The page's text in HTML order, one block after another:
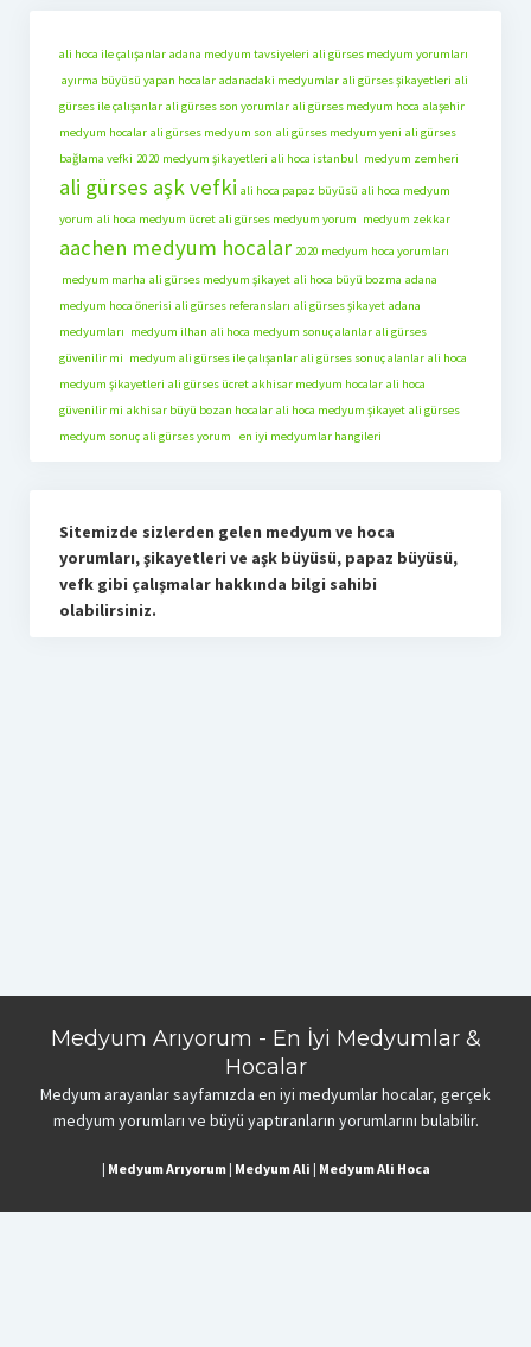
ali hoca ile çalışanlar adana medyum tavsiyeleri ali gürses medyum yorumları
ayırma büyüsü yapan hocalar adanadaki medyumlar ali gürses şikayetleri ali
gürses ile çalışanlar ali gürses son yorumlar ali gürses medyum hoca alaşehir
medyum hocalar ali gürses medyum son ali gürses medyum yeni ali gürses
bağlama vefki 2020 medyum şikayetleri ali hoca istanbul medyum zemheri
ali gürses aşk vefki ali hoca papaz büyüsü ali hoca medyum
yorum ali hoca medyum ücret ali gürses medyum yorum medyum zekkar
aachen medyum hocalar 2020 medyum hoca yorumları
medyum marha ali gürses medyum şikayet ali hoca büyü bozma adana
medyum hoca önerisi ali gürses referansları ali gürses şikayet adana
medyumları medyum ilhan ali hoca medyum sonuç alanlar ali gürses
güvenilir mi medyum ali gürses ile çalışanlar ali gürses sonuç alanlar ali hoca
medyum şikayetleri ali gürses ücret akhisar medyum hocalar ali hoca
güvenilir mi akhisar büyü bozan hocalar ali hoca medyum şikayet ali gürses
medyum sonuç ali gürses yorum en iyi medyumlar hangileri
Sitemizde sizlerden gelen medyum ve hoca
yorumları, şikayetleri ve aşk büyüsü, papaz büyüsü,
vefk gibi çalışmalar hakkında bilgi sahibi
olabilirsiniz.
Medyum Arıyorum - En İyi Medyumlar &
Hocalar
Medyum arayanlar sayfamızda en iyi medyumlar hocalar, gerçek
medyum yorumları ve büyü yaptıranların yorumlarını bulabilir.
| Medyum Arıyorum| Medyum Ali | Medyum Ali Hoca